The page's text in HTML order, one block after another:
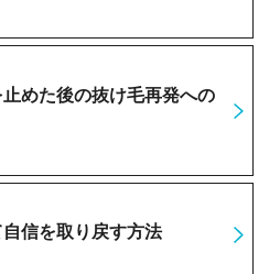
めた後の抜け毛再発への
信を取り戻す方法